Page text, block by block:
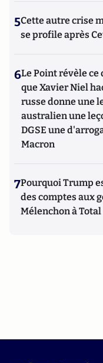
5Cette autre crise
se profile après
6Le Point révèle
que Xavier Niel
russe donne une
australien une
DGSE une
Macron
7Pourquoi Trump
des comptes aux
Mélenchon à Total